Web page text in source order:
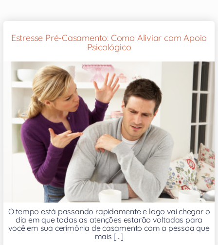
Estresse Pré-Casamento: Como Aliviar com Apoio
Psicológico
O tempo está passando rapidamente e logo vai chegar o
dia em que todas as atenções estarão voltadas para
você em sua cerimônia de casamento com a pessoa que
mais [...]